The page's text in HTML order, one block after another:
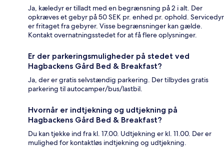
Ja, kæledyr er tilladt med en begrænsning på 2 i alt. Der
opkræves et gebyr på 50 SEK pr. enhed pr. ophold. Servicedyr
er fritaget fra gebyrer. Visse begrænsninger kan gælde.
Kontakt overnatningsstedet for at få flere oplysninger.
Er der parkeringsmuligheder på stedet ved
Hagbackens Gård Bed & Breakfast?
Ja, der er gratis selvstændig parkering. Der tilbydes gratis
parkering til autocamper/bus/lastbil.
Hvornår er indtjekning og udtjekning på
Hagbackens Gård Bed & Breakfast?
Du kan tjekke ind fra kl. 17.00. Udtjekning er kl. 11.00. Der er
mulighed for kontaktløs indtjekning og udtjekning.